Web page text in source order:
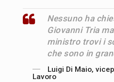
Nessuno ha
Giovanni Tria
ministro trovi i
che sono in
Luigi Di Maio,
Lavoro